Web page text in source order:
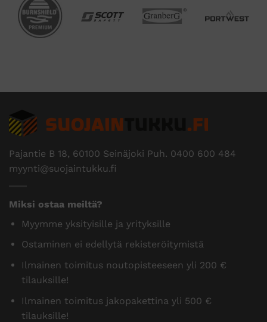
Pajantie B 18, 60100 Seinäjoki Puh. 0400 600 484
myynti@suojaintukku.fi
Miksi ostaa meiltä?
Myymme yksityisille ja yrityksille
Ostaminen ei edellytä rekisteröitymistä
Ilmainen toimitus noutopisteeseen yli 200 €
tilauksille!
Ilmainen toimitus jakopakettina yli 500 €
tilauksille!